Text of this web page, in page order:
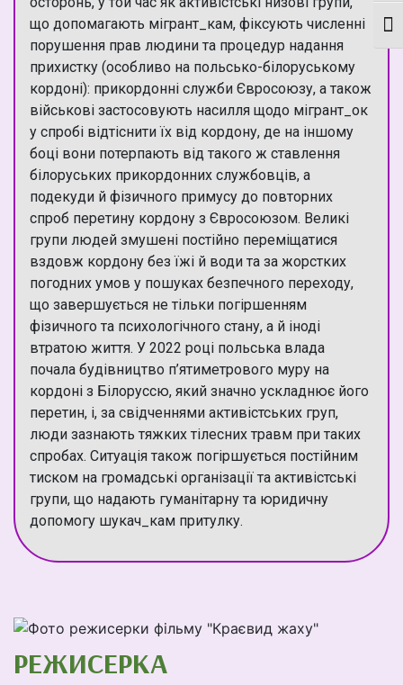
що допомагають мігрант_кам, фіксують численні
порушення прав людини та процедур надання
прихистку (особливо на польсько-білоруському
кордоні): прикордонні служби Євросоюзу, а також
військові застосовують насилля щодо мігрант_ок
у спробі відтіснити їх від кордону, де на іншому
боці вони потерпають від такого ж ставлення
білоруських прикордонних службовців, а
подекуди й фізичного примусу до повторних
спроб перетину кордону з Євросоюзом. Великі
групи людей змушені постійно переміщатися
вздовж кордону без їжі й води та за жорстких
погодних умов у пошуках безпечного переходу,
що завершується не тільки погіршенням
фізичного та психологічного стану, а й іноді
втратою життя. У 2022 році польська влада
почала будівництво п’ятиметрового муру на
кордоні з Білоруссю, який значно ускладнює його
перетин, і, за свідченнями активістських груп,
люди зазнають тяжких тілесних травм при таких
спробах. Ситуація також погіршується постійним
тиском на громадські організації та активістські
групи, що надають гуманітарну та юридичну
допомогу шукач_кам притулку.
РЕЖИСЕРКА